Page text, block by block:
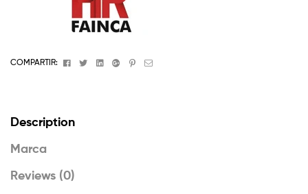
COMPARTIR: FacebookTwitterLinkedinGoogle+Pinterest
Email
Description
Marca
Reviews (0)